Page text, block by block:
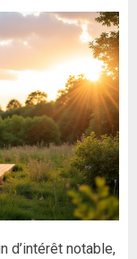
d’intérêt notable,